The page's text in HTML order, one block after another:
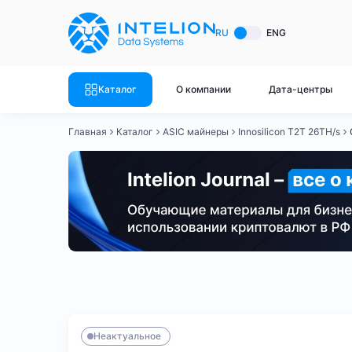
RU ENG
Каталог О компании Дата-центры
ASIC майнеры
Canaan
Innosilicon
Готовый
Готовый
Готовый
Готовый
Готовый
Главная Каталог ASIC майнеры Innosilicon T2T 26TH/s
Неактуальное